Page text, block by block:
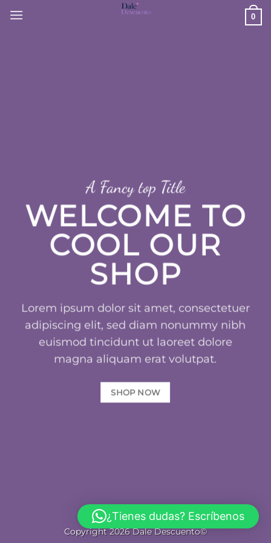
0
A Fancy top Title
WELCOME TO
COOL OUR
SHOP
Lorem ipsum dolor sit amet, consectetuer
adipiscing elit, sed diam nonummy nibh
euismod tincidunt ut laoreet dolore
magna aliquam erat volutpat.
SHOP NOW
Copyright 2026 Dale Descuento©
¿Tienes dudas? Escríbenos